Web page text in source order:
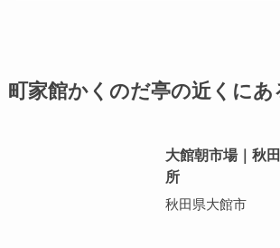
町家館かくのだ亭の近くにあ
大館朝市場｜秋
所
秋田県大館市